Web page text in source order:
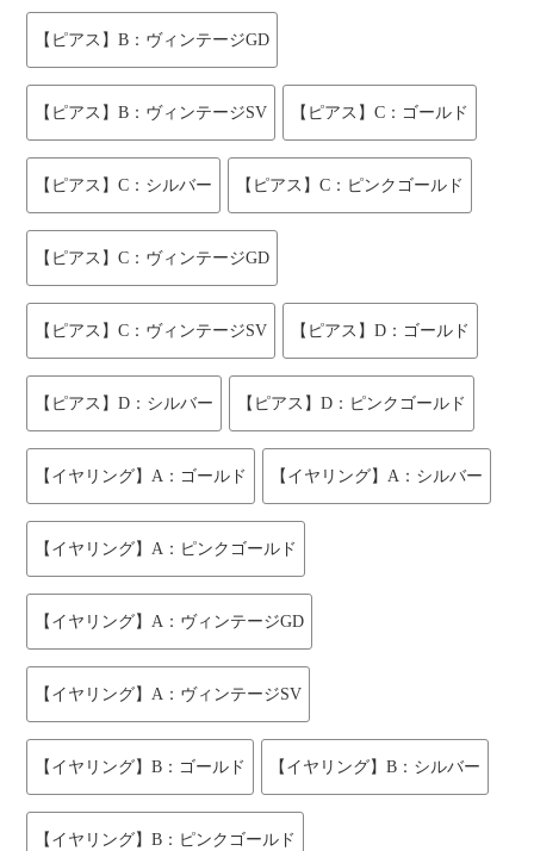
【ピアス】B：ヴィンテージGD
【ピアス】B：ヴィンテージSV 【ピアス】C：ゴールド
【ピアス】C：シルバー 【ピアス】C：ピンクゴールド
【ピアス】C：ヴィンテージGD
【ピアス】C：ヴィンテージSV 【ピアス】D：ゴールド
【ピアス】D：シルバー 【ピアス】D：ピンクゴールド
【イヤリング】A：ゴールド 【イヤリング】A：シルバー
【イヤリング】A：ピンクゴールド
【イヤリング】A：ヴィンテージGD
【イヤリング】A：ヴィンテージSV
【イヤリング】B：ゴールド 【イヤリング】B：シルバー
【イヤリング】B：ピンクゴールド